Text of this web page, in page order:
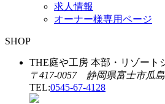
求人情報
オーナー様専用ページ
SHOP
THE庭や工房 本部・リゾート
〒417-0057 静岡県富士市瓜
TEL:0545-67-4128